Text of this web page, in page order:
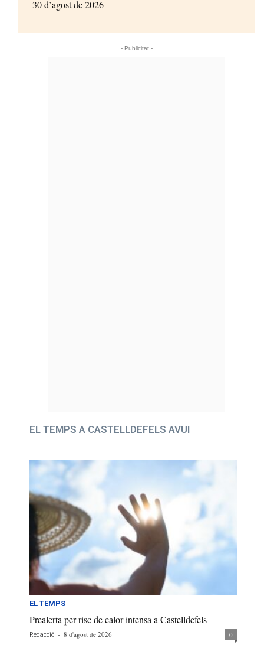
30 d’agost de 2026
- Publicitat -
EL TEMPS A CASTELLDEFELS AVUI
EL TEMPS
Prealerta per risc de calor intensa a Castelldefels
Redacció - 8 d'agost de 2026 0